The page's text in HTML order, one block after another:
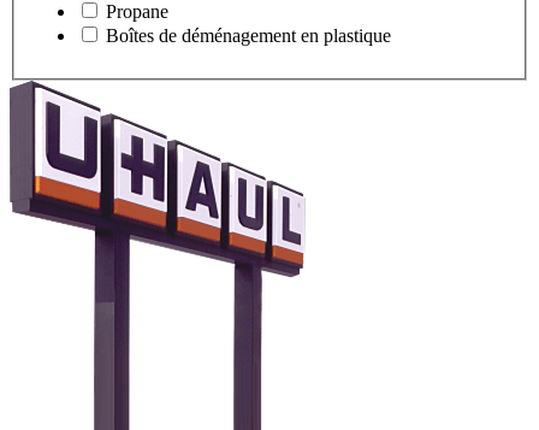
Propane
Boîtes de déménagement en plastique